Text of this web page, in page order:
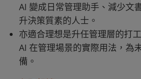
AI 變成日常管理助手、減少文
升決策質素的人士。
亦適合理想是升任管理層的打
AI 在管理場景的實際用法，為
備。